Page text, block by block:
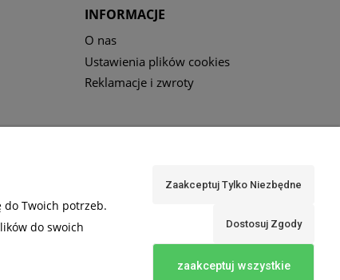
INFORMACJE
O nas
Ustawienia plików cookies
Reklamacje i zwroty
Twoich potrzeb.
do swoich
Zaakceptuj Tylko Niezbędne
Dostosuj Zgody
zaakceptuj wszystkie